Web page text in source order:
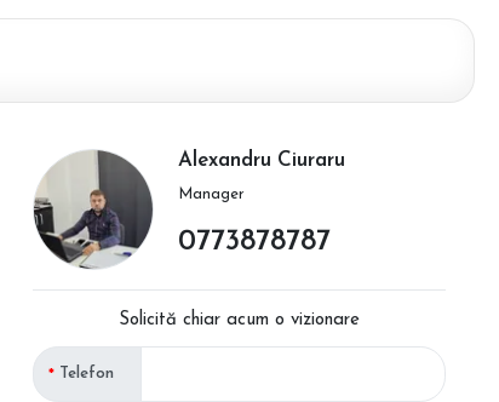
Alexandru Ciuraru
Manager
0773878787
Solicită chiar acum o vizionare
Telefon